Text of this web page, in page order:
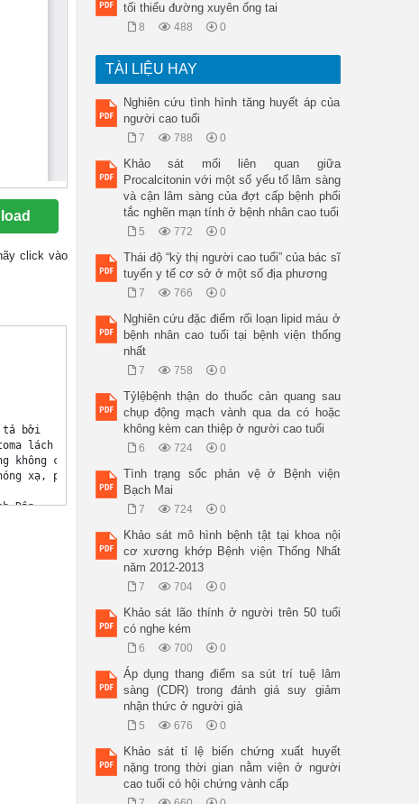
click vào
tả bởi
lách được tìm
không có triệu
xạ, phẫu thuật
Dân
vị. Kết quả kiểm
tổng lượng
thận trái sát cơ
x 7 cm. Mặt cắt
vi, toàn bộ mẫu
đoán: phù hợp
tối thiểu đường xuyên ống tai
8 488 0
TÀI LIỆU HAY
Nghiên cứu tình hình tăng huyết áp của
người cao tuổi
7 788 0
Khảo sát mối liên quan giữa
Procalcitonin với một số yếu tố lâm sàng
và cận lâm sàng của đợt cấp bệnh phổi
tắc nghẽn mạn tính ở bệnh nhân cao tuổi
5 772 0
Thái độ “kỳ thị người cao tuổi” của bác sĩ
tuyến y tế cơ sở ở một số địa phương
7 766 0
Nghiên cứu đặc điểm rối loạn lipid máu ở
bệnh nhân cao tuổi tại bệnh viện thống
nhất
7 758 0
Tỷlệbệnh thận do thuốc cản quang sau
chụp động mạch vành qua da có hoặc
không kèm can thiệp ở người cao tuổi
6 724 0
Tình trạng sốc phản vệ ở Bệnh viện
Bạch Mai
7 724 0
Khảo sát mô hình bệnh tật tại khoa nội
cơ xương khớp Bệnh viện Thống Nhất
năm 2012‐2013
7 704 0
Khảo sát lão thính ở người trên 50 tuổi
có nghe kém
6 700 0
Áp dụng thang điểm sa sút trí tuệ lâm
sàng (CDR) trong đánh giá suy giảm
nhận thức ở người già
5 676 0
Khảo sát tỉ lệ biến chứng xuất huyết
nặng trong thời gian nằm viện ở người
cao tuổi có hội chứng vành cấp